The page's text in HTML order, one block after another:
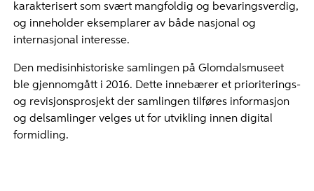
karakterisert som svært mangfoldig og bevaringsverdig,
og inneholder eksemplarer av både nasjonal og
internasjonal interesse.
Den medisinhistoriske samlingen på Glomdalsmuseet
ble gjennomgått i 2016. Dette innebærer et prioriterings-
og revisjonsprosjekt der samlingen tilføres informasjon
og delsamlinger velges ut for utvikling innen digital
formidling.